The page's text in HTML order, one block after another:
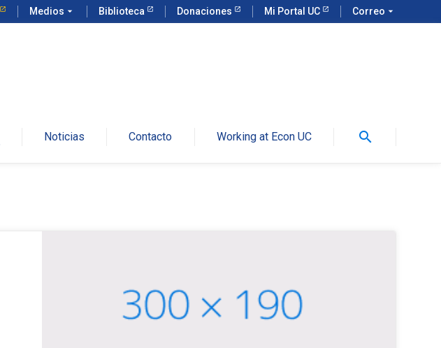
Medios arrow_drop_down Biblioteca Donaciones Mi Portal UC Correo arrow_drop_down
Noticias Contacto Working at Econ UC search